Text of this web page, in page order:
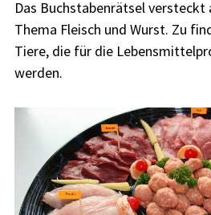
Das Buchstabenrätsel
Thema Fleisch und Wurst. Zu
Tiere, die für die
werden.